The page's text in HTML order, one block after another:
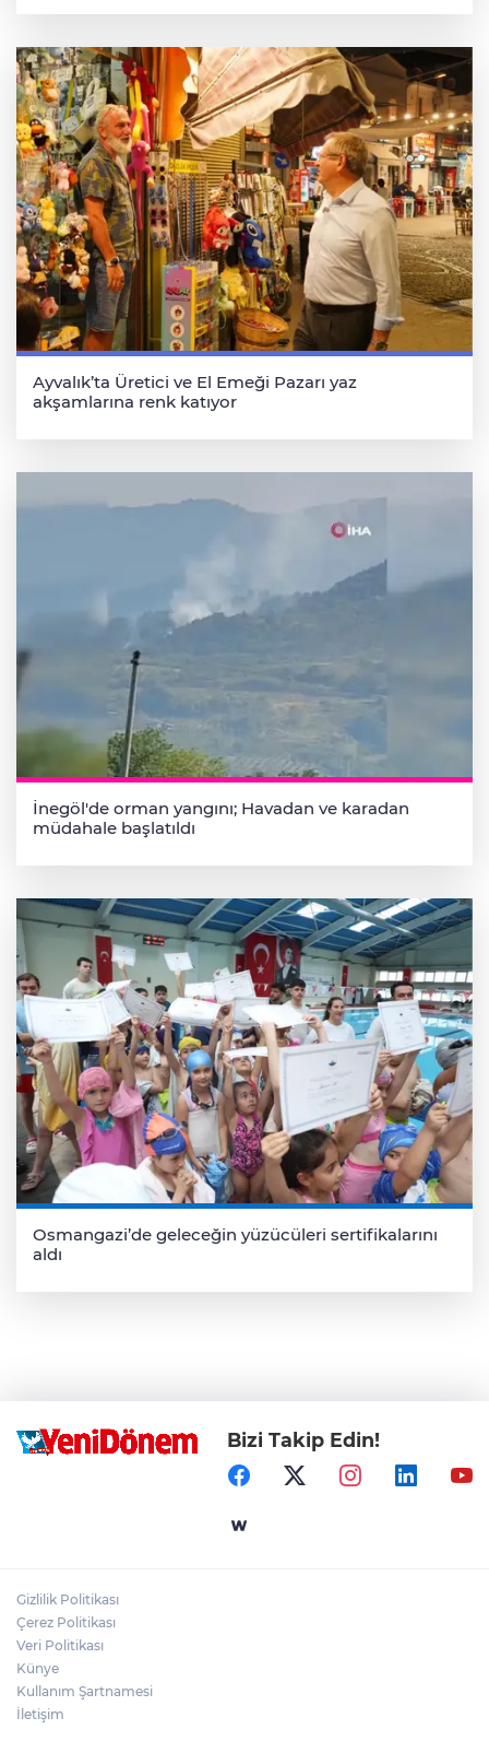
Ayvalık’ta Üretici ve El Emeği Pazarı yaz
akşamlarına renk katıyor
İnegöl'de orman yangını; Havadan ve karadan
müdahale başlatıldı
Osmangazi’de geleceğin yüzücüleri sertifikalarını
aldı
Bizi Takip Edin!
Gizlilik Politikası
Çerez Politikası
Veri Politikası
Künye
Kullanım Şartnamesi
İletişim